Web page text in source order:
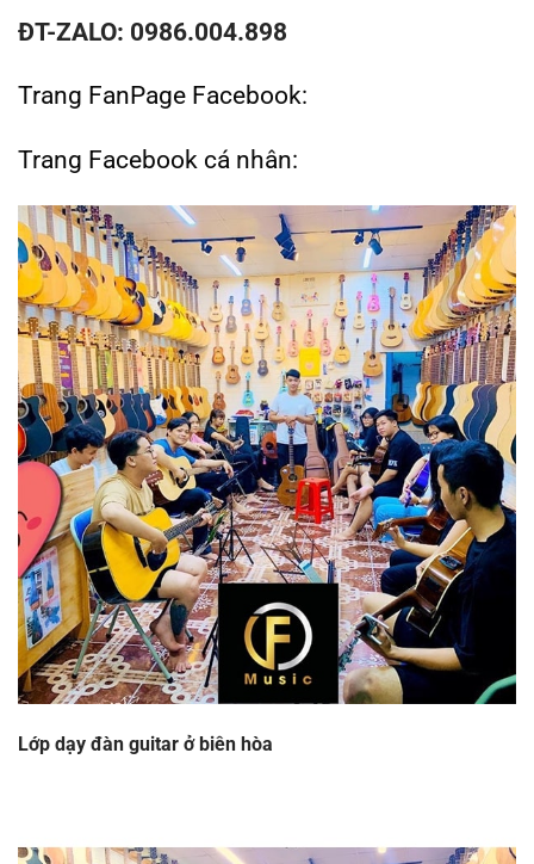
ĐT-ZALO: 0986.004.898
Trang FanPage Facebook:
Trang Facebook cá nhân:
Lớp dạy đàn guitar ở biên hòa